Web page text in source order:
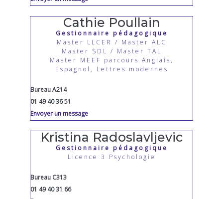
Cathie Poullain
Gestionnaire pédagogique
Master LLCER / Master ALC
Master SDL / Master TAL
Master MEEF parcours Anglais,
Espagnol, Lettres modernes
Bureau A214
01 49 40 36 51
Envoyer un message
Kristina Radoslavljevic
Gestionnaire pédagogique
Licence 3 Psychologie
Bureau C313
01 49 40 31 66